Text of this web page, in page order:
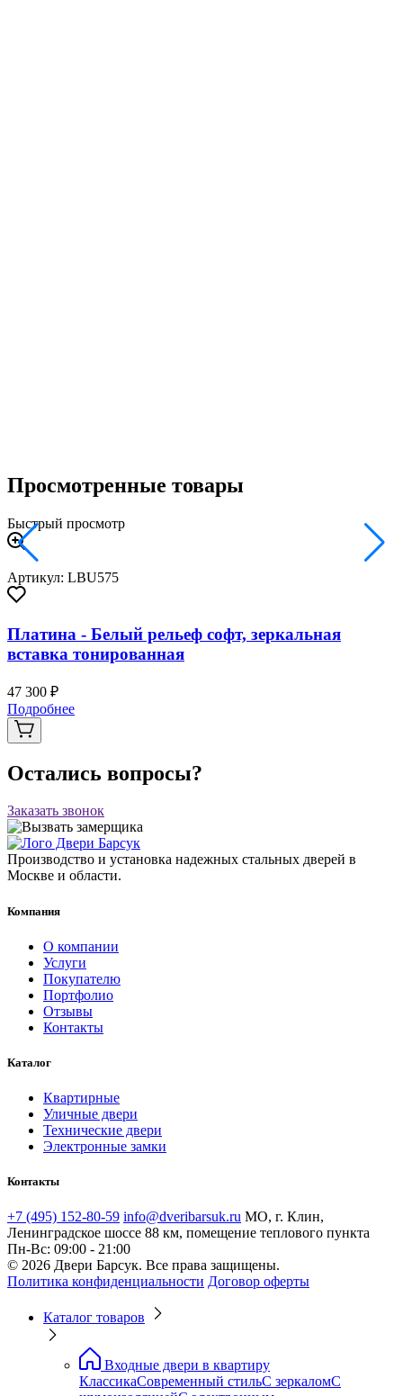
Просмотренные товары
Быстрый просмотр
Артикул: LBU575
Платина - Белый рельеф софт, зеркальная
вставка тонированная
47 300 ₽
Подробнее
Остались вопросы?
Заказать звонок
Производство и установка надежных стальных дверей в
Москве и области.
Компания
О компании
Услуги
Покупателю
Портфолио
Отзывы
Контакты
Каталог
Квартирные
Уличные двери
Технические двери
Электронные замки
Контакты
+7 (495) 152-80-59 info@dveribarsuk.ru МО, г. Клин,
Ленинградское шоссе 88 км, помещение теплового пункта
Пн-Вс: 09:00 - 21:00
© 2026 Двери Барсук. Все права защищены.
Политика конфиденциальности Договор оферты
Каталог товаров
Входные двери в квартиру
КлассикаСовременный стильС зеркаломС